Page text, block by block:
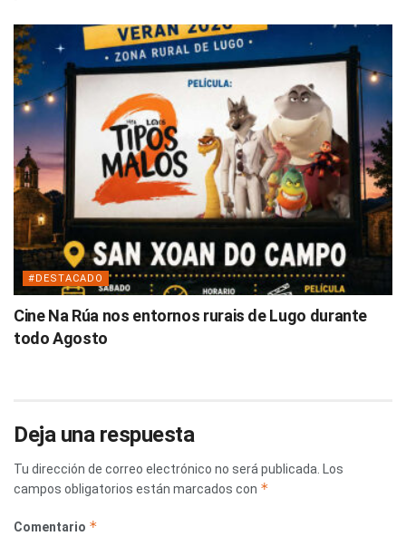
#DESTACADO
Cine Na Rúa nos entornos rurais de Lugo durante
todo Agosto
Deja una respuesta
Tu dirección de correo electrónico no será publicada.
Los
campos obligatorios están marcados con *
Comentario *